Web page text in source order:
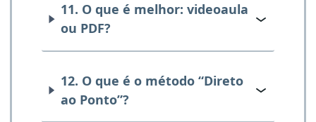
11. O que é melhor: videoaula
ou PDF?
12. O que é o método “Direto
ao Ponto”?